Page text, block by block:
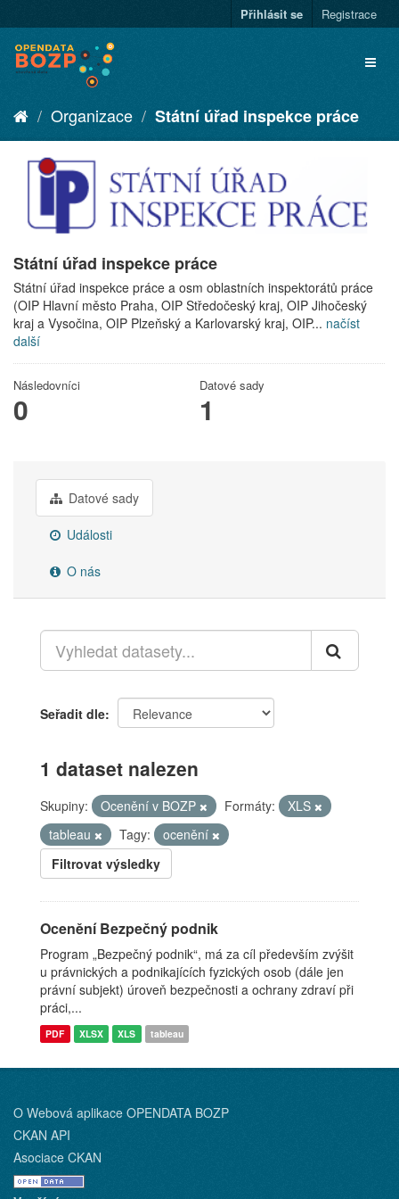
Přihlásit se Registrace
Organizace Státní úřad inspekce práce
Státní úřad inspekce práce
Státní úřad inspekce práce a osm oblastních inspektorátů práce
(OIP Hlavní město Praha, OIP Středočeský kraj, OIP Jihočeský
kraj a Vysočina, OIP Plzeňský a Karlovarský kraj, OIP... načíst
další
Následovníci
0
Datové sady
1
Datové sady
Události
O nás
Seřadit dle
1 dataset nalezen
Skupiny: Ocenění v BOZP Formáty:
XLS
tableau
Tagy:
ocenění
Filtrovat výsledky
Ocenění Bezpečný podnik
Program „Bezpečný podnik“, má za cíl především zvýšit
u právnických a podnikajících fyzických osob (dále jen
právní subjekt) úroveň bezpečnosti a ochrany zdraví při
práci,...
PDF XLSX XLS tableau
O Webová aplikace OPENDATA BOZP
CKAN API
Asociace CKAN